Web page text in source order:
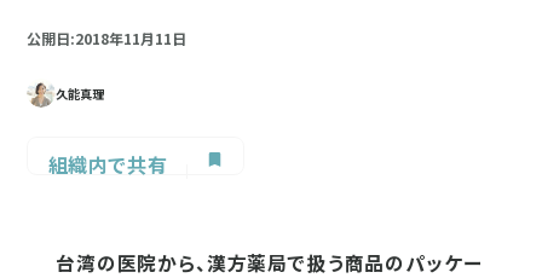
公開日:2018年11月11日
久能真理
組織内で共有
台湾の医院から、漢方薬局で扱う商品のパッケー